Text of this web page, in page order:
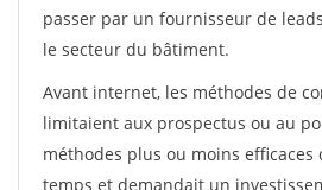
passer par un fournisseur de
le secteur du bâtiment.
Avant internet, les méthodes de
limitaient aux prospectus ou au
méthodes plus ou moins
temps et demandait un